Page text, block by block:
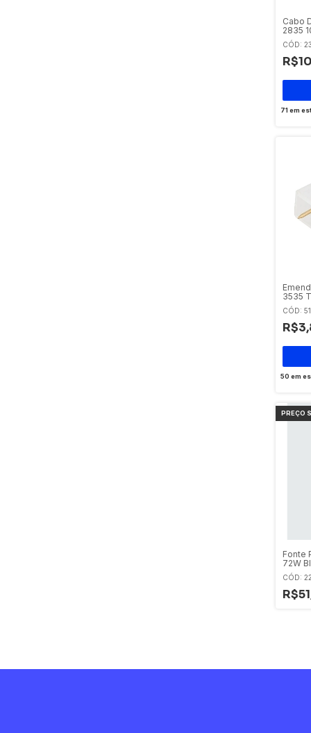
Cabo
2835
CÓD:
71 em
3535
Led
CÓD:
50 em
Fonte
72W
CÓD: